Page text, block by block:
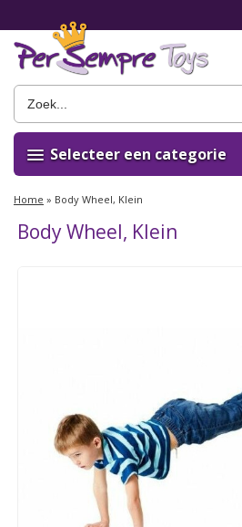
Selecteer een categorie
Home » Body Wheel, Klein
Body Wheel, Klein